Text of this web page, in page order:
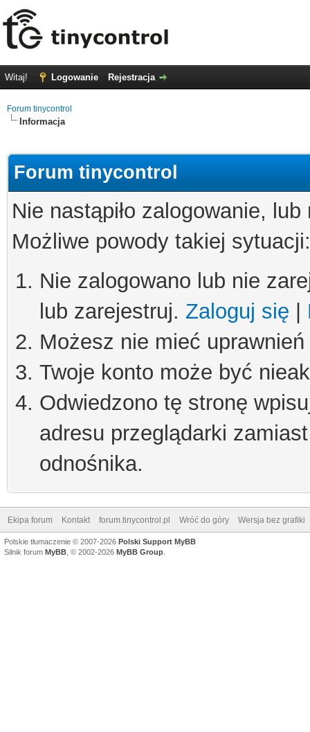
Witaj! Logowanie Rejestracja
Forum tinycontrol
Informacja
Forum tinycontrol
Nie nastąpiło zalogowanie,
Możliwe powody takiej sytuacji:
Nie zalogowano lub nie
lub zarejestruj. Zaloguj się
Możesz nie mieć
Twoje konto może być
Odwiedzono tę stronę
adresu przeglądarki
odnośnika.
Ekipa forum Kontakt forum.tinycontrol.pl Wróć do góry Wersja bez grafiki
Polskie tłumaczenie © 2007-2026 Polski Support MyBB
Silnik forum MyBB , © 2002-2026 MyBB Group